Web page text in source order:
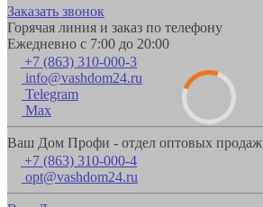
Заказать звонок
Горячая линия и заказ по телефону
Ежедневно с 7:00 до 20:00
+7 (863) 310-000-3
info@vashdom24.ru
Telegram
Max
Ваш Дом Профи - отдел оптовых продаж
+7 (863) 310-000-4
opt@vashdom24.ru